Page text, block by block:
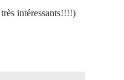
intéressants!!!!)